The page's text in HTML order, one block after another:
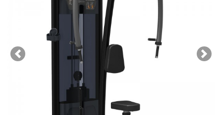
Previous Next